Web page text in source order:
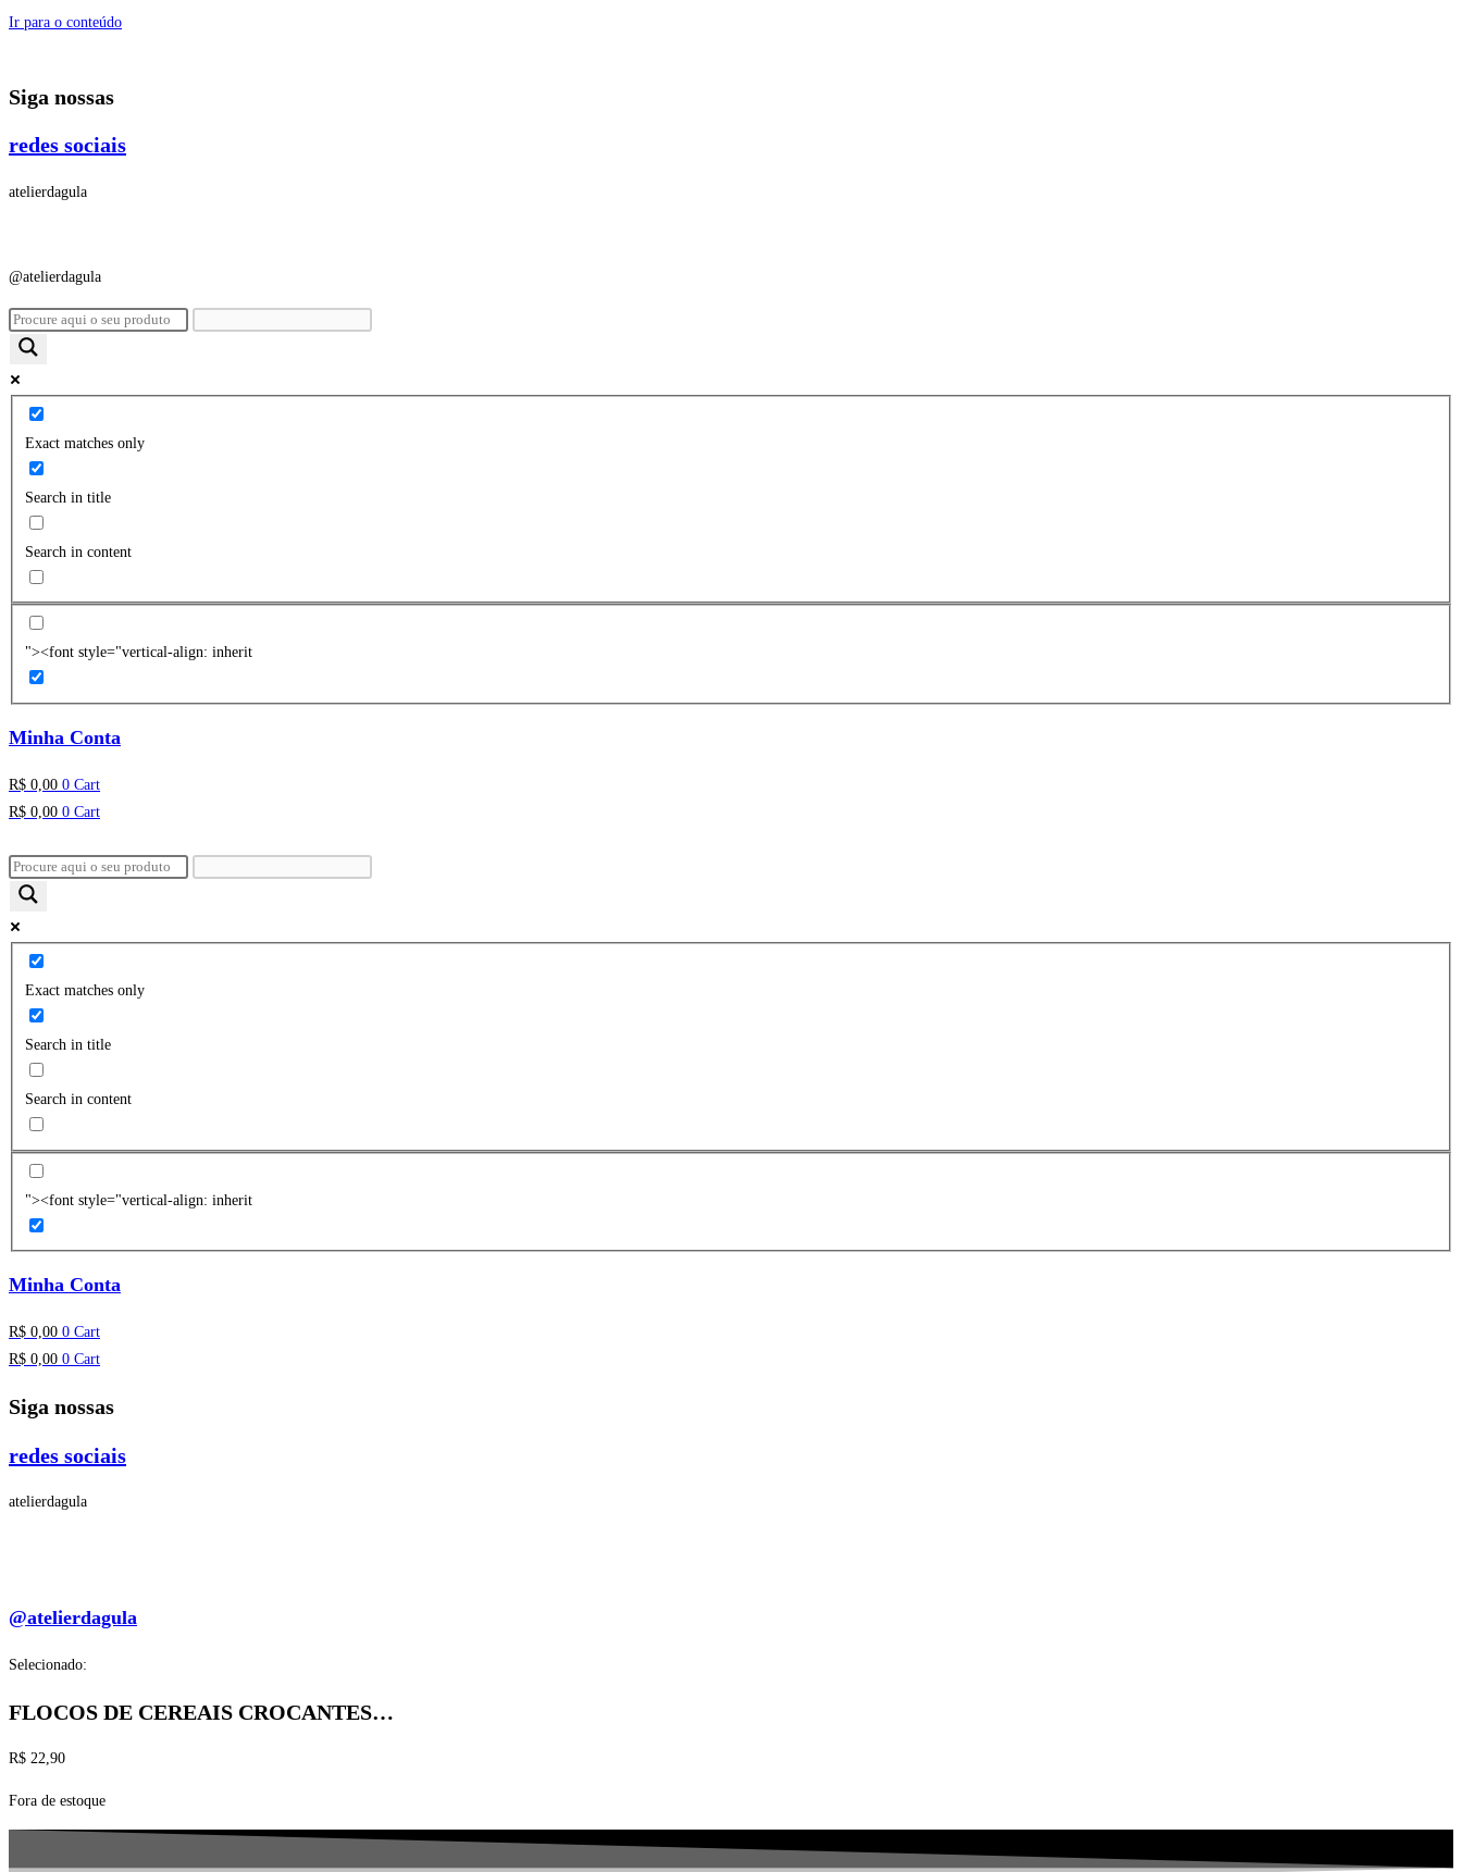
Ir para o conteúdo
Siga nossas
redes sociais
atelierdagula
@atelierdagula
Exact matches only
Search in title
Search in content
"><font style="vertical-align: inherit
Minha Conta
R$ 0,00 0 Cart
R$ 0,00 0 Cart
Exact matches only
Search in title
Search in content
"><font style="vertical-align: inherit
Minha Conta
R$ 0,00 0 Cart
R$ 0,00 0 Cart
Siga nossas
redes sociais
atelierdagula
@atelierdagula
Selecionado:
FLOCOS DE CEREAIS CROCANTES…
R$ 22,90
Fora de estoque